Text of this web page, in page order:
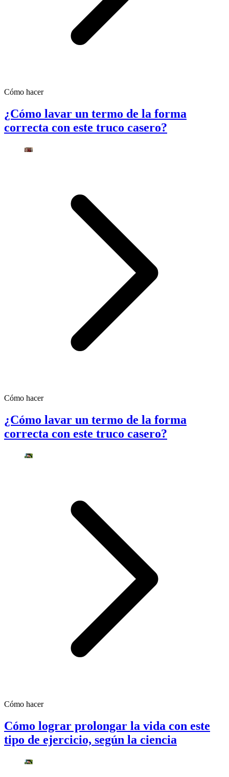
Cómo hacer
¿Cómo lavar un termo de la forma
correcta con este truco casero?
Cómo hacer
¿Cómo lavar un termo de la forma
correcta con este truco casero?
Cómo hacer
Cómo lograr prolongar la vida con este
tipo de ejercicio, según la ciencia